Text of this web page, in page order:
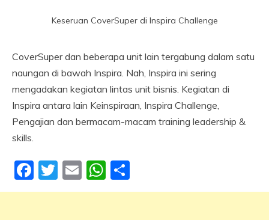
Keseruan CoverSuper di Inspira Challenge
CoverSuper dan beberapa unit lain tergabung dalam satu
naungan di bawah Inspira. Nah, Inspira ini sering
mengadakan kegiatan lintas unit bisnis. Kegiatan di
Inspira antara lain Keinspiraan, Inspira Challenge,
Pengajian dan bermacam-macam training leadership &
skills.
Facebook
Twitter
EmailWhatsApp